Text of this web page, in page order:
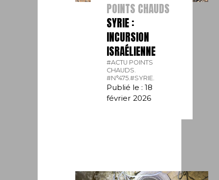
POINTS CHAUDS
SYRIE :
INCURSION
ISRAÉLIENNE
#ACTU POINTS
CHAUDS.
#N°475. #SYRIE.
Publié le : 18
février 2026